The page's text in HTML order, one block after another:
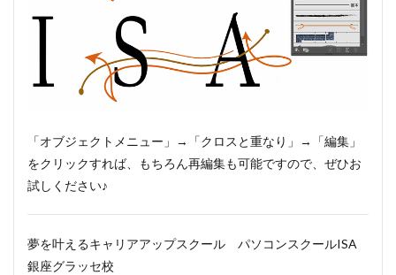
「オブジェクトメニュー」→「クロスと重なり」→「編集」
をクリックすれば、もちろん再編集も可能ですので、ぜひお
試しください♪
夢を叶えるキャリアアップスクール パソコンスクールISA
銀座グラッセ校